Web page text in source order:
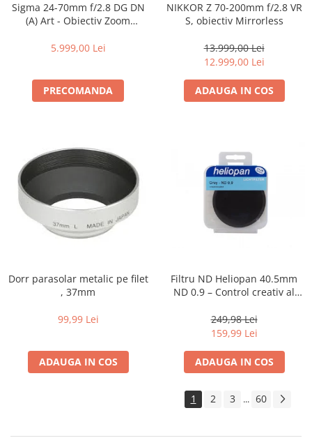
Chimicale developare film alb-
negru
diapozitive 35mm color
negative 35mm alb-negru
negative late 120mm color
Scanere Film
Binocluri, Lupe si Telescoape
Binocluri
Telescoape
Aparate de colectie
Aparate foto de colectie reflex,
format 24x36mm
Aparate foto de colectie, cu burduf
Aparate foto de colectie , cu vizare
Sigma 24-70mm f/2.8 DG DN
(A) Art - Obiectiv Zoom
Sony E
5.999,00 Lei
PRECOMANDA
NIKKOR Z 70-200mm f/2.8 VR
S, obiectiv Mirrorless
13.999,00 Lei
12.999,00 Lei
ADAUGA IN COS
Dorr parasolar metalic pe filet
, 37mm
99,99 Lei
ADAUGA IN COS
Filtru ND Heliopan 40.5mm
ND 0.9 – Control creativ al
249,98 Lei
159,99 Lei
ADAUGA IN COS
1 2 3 ... 60